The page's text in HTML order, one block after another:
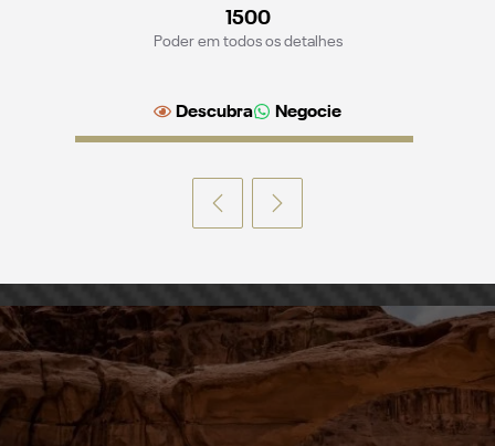
1500
Poder em todos os detalhes
Descubra Negocie